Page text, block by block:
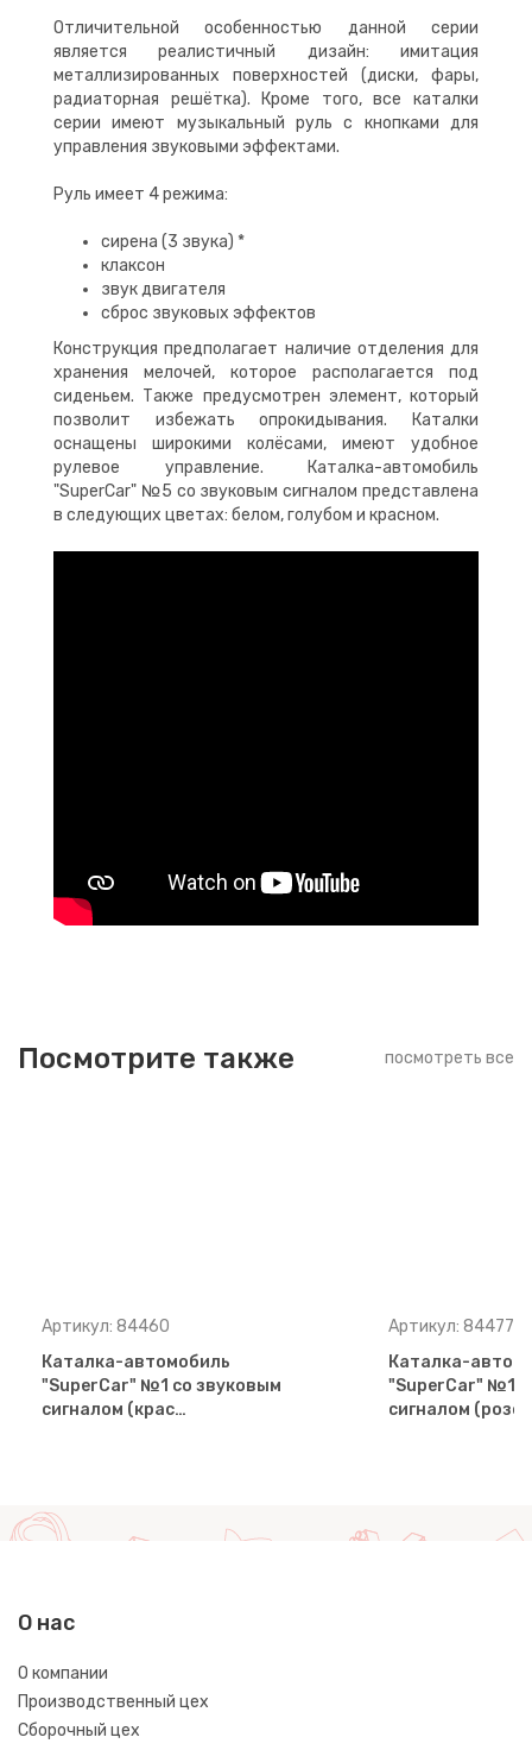
Отличительной особенностью данной серии
является реалистичный дизайн: имитация
металлизированных поверхностей (диски, фары,
радиаторная решётка). Кроме того, все каталки
серии имеют музыкальный руль с кнопками для
управления звуковыми эффектами.
Руль имеет 4 режима:
сирена (3 звука) *
клаксон
звук двигателя
сброс звуковых эффектов
Конструкция предполагает наличие отделения для
хранения мелочей, которое располагается под
сиденьем. Также предусмотрен элемент, который
позволит избежать опрокидывания. Каталки
оснащены широкими колёсами, имеют удобное
рулевое управление. Каталка-автомобиль
"SuperCar" №5 со звуковым сигналом представлена
в следующих цветах: белом, голубом и красном.
Посмотрите также посмотреть все
Артикул: 84460
Каталка-автомобиль
"SuperCar" №1 со звуковым
сигналом (крас…
Артикул: 84477
Каталка-
"SuperCar" №1
сигналом
О нас
О компании
Производственный цех
Сборочный цех